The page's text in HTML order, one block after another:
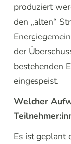
produziert
den „alten“
der
bestehenden
eingespeist.
Welcher
Es ist geplant